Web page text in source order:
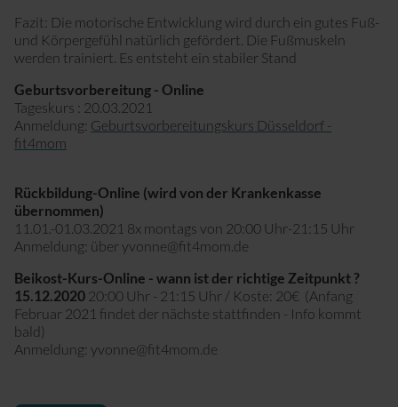
Fazit: Die motorische Entwicklung wird durch ein gutes Fuß-
und Körpergefühl natürlich gefördert. Die Fußmuskeln
werden trainiert. Es entsteht ein stabiler Stand
Geburtsvorbereitung - Online
Tageskurs : 20.03.2021
Anmeldung: Geburtsvorbereitungskurs Düsseldorf -
fit4mom
Rückbildung-Online (wird von der Krankenkasse
übernommen)
11.01.-01.03.2021 8x montags von 20:00 Uhr-21:15 Uhr
Anmeldung: über yvonne@fit4mom.de
Beikost-Kurs-Online - wann ist der richtige Zeitpunkt ?
15.12.2020 20:00 Uhr - 21:15 Uhr / Koste: 20€ (Anfang
Februar 2021 findet der nächste stattfinden - Info kommt
bald)
Anmeldung: yvonne@fit4mom.de